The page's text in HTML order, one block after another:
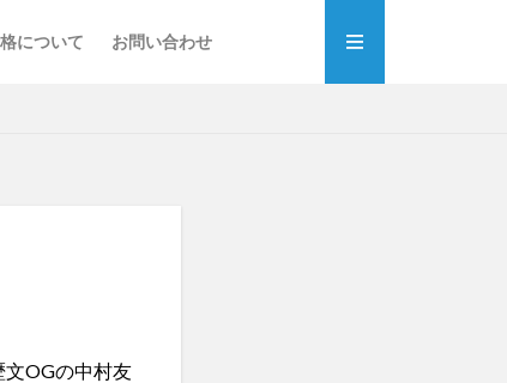
について お問い合わせ
文OGの中村友